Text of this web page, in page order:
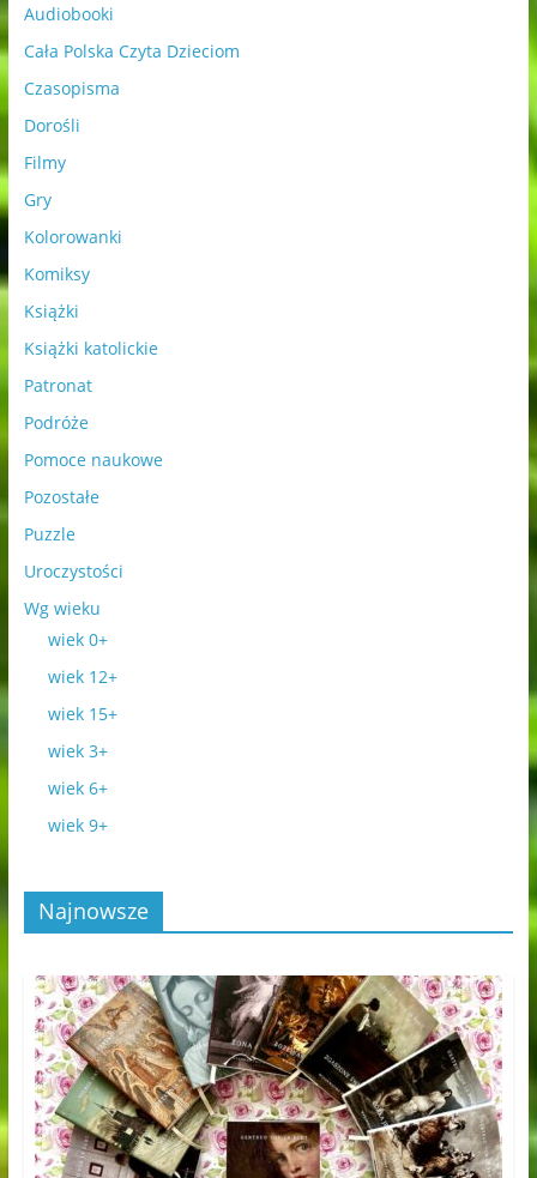
Audiobooki
Cała Polska Czyta Dzieciom
Czasopisma
Dorośli
Filmy
Gry
Kolorowanki
Komiksy
Książki
Książki katolickie
Patronat
Podróże
Pomoce naukowe
Pozostałe
Puzzle
Uroczystości
Wg wieku
wiek 0+
wiek 12+
wiek 15+
wiek 3+
wiek 6+
wiek 9+
Najnowsze